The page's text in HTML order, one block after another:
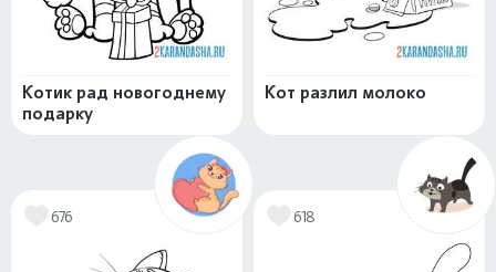
Котик рад новогоднему
подарку
Кот разлил молоко
676 618